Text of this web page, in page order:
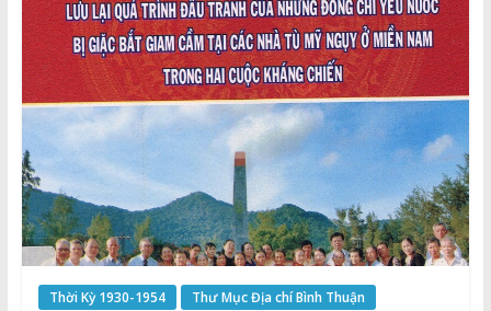
Thời Kỳ 1930-1954 Thư Mục Địa chí Bình Thuận